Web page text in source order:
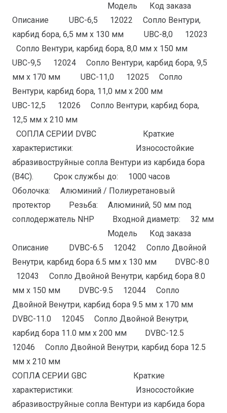
Модель Код заказа
Описание UBС-6,5 12022 Сопло Вентури,
карбид бора, 6,5 мм x 130 мм UBС-8,0 12023
Сопло Вентури, карбид бора, 8,0 мм x 150 мм
UBС-9,5 12024 Сопло Вентури, карбид бора, 9,5
мм x 170 мм UBС-11,0 12025 Сопло
Вентури, карбид бора, 11,0 мм x 200 мм
UBС-12,5 12026 Сопло Вентури, карбид бора,
12,5 мм x 210 мм
СОПЛА СЕРИИ DVBС Краткие
характеристики: Износостойкие
абразивоструйные сопла Вентури из карбида бора
(B4С). Срок службы до: 1000 часов
Оболочка: Алюминий / Полиуретановый
протектор Резьба: Алюминий, 50 мм под
соплодержатель NHP Входной диаметр: 32 мм
Модель Код заказа
Описание DVBС-6.5 12042 Сопло Двойной
Венутри, карбид бора 6.5 мм x 130 мм DVBС-8.0
12043 Сопло Двойной Венутри, карбид бора 8.0
мм x 150 мм DVBС-9.5 12044 Сопло
Двойной Венутри, карбид бора 9.5 мм x 170 мм
DVBС-11.0 12045 Сопло Двойной Венутри,
карбид бора 11.0 мм x 200 мм DVBС-12.5
12046 Сопло Двойной Венутри, карбид бора 12.5
мм x 210 мм
СОПЛА СЕРИИ GBС Краткие
характеристики: Износостойкие
абразивоструйные сопла Вентури из карбида бора